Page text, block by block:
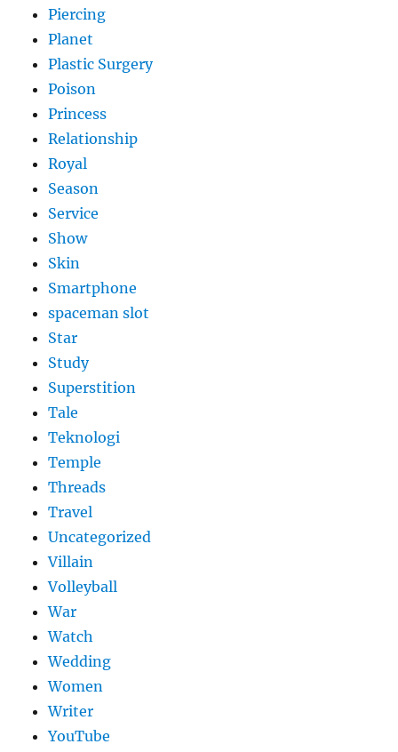
Piercing
Planet
Plastic Surgery
Poison
Princess
Relationship
Royal
Season
Service
Show
Skin
Smartphone
spaceman slot
Star
Study
Superstition
Tale
Teknologi
Temple
Threads
Travel
Uncategorized
Villain
Volleyball
War
Watch
Wedding
Women
Writer
YouTube